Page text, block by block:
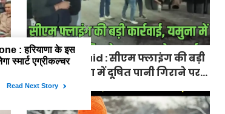
CM Flying Raid : सीएम फ्लाइंग की बड़ी
कार्रवाई, यमुना में दूषित पानी गिराने पर
27 पर केस दर्ज